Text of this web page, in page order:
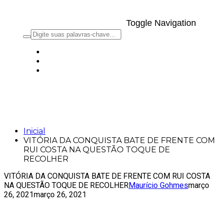
Toggle Navigation
Inicial
VITÓRIA DA CONQUISTA BATE DE FRENTE COM
RUI COSTA NA QUESTÃO TOQUE DE
RECOLHER
VITÓRIA DA CONQUISTA BATE DE FRENTE COM RUI COSTA
NA QUESTÃO TOQUE DE RECOLHERMaurício Gohmesmarço
26, 2021março 26, 2021